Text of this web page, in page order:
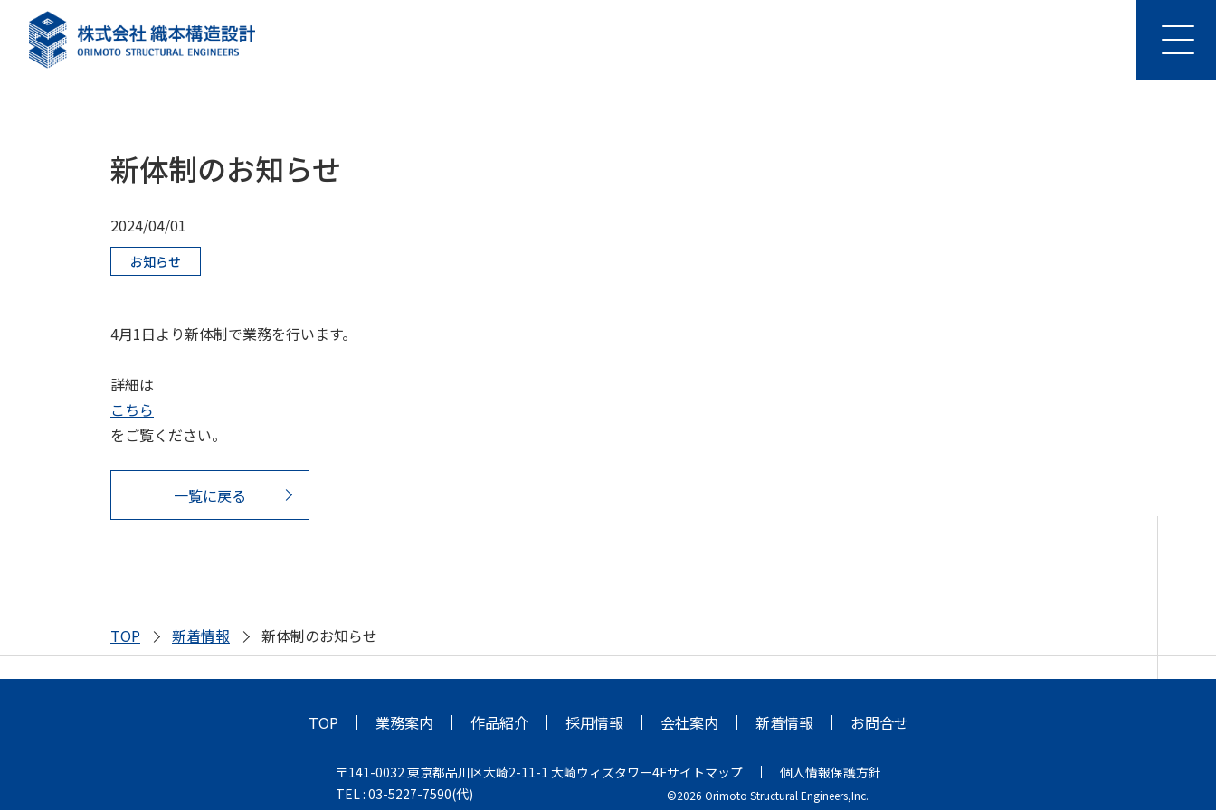
新体制のお知らせ
2024/04/01
お知らせ
4月1日より新体制で業務を行います。
詳細は
こちら
をご覧ください。
一覧に戻る
TOP 新着情報 新体制のお知らせ
TOP 業務案内 作品紹介 採用情報 会社案内 新着情報 お問合せ
〒141-0032 東京都品川区大崎2-11-1 大崎ウィズタワー4F
TEL : 03-5227-7590(代)
サイトマップ 個人情報保護方針
©2026 Orimoto Structural Engineers,Inc.